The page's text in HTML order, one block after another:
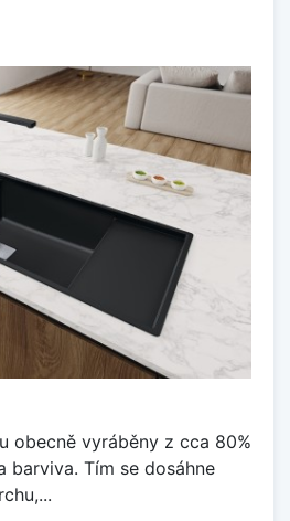
obecně vyráběny z cca 80%
barviva. Tím se dosáhne